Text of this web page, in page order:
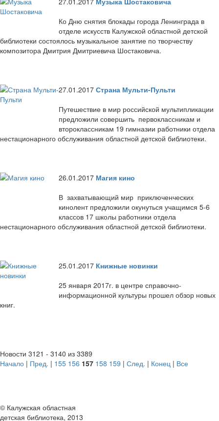
Ко Дню снятия блокады города Ленинграда в
отделе искусств Калужской областной детской
библиотеки состоялось музыкальное занятие по творчеству
композитора Дмитрия Дмитриевича Шостаковича.
27.01.2017 Страна Мульти-Пульти
Путешествие в мир российской мультипликации
предложили совершить первоклассникам и
второклассникам 19 гимназии работники отдела
нестационарного обслуживания областной детской библиотеки.
26.01.2017 Магия кино
В захватывающий мир приключенческих
кинолент предложили окунуться учащимся 5-6
классов 17 школы работники отдела
нестационарного обслуживания областной детской библиотеки.
25.01.2017 Книжные новинки
25 января 2017г. в центре справочно-
информационной культуры прошел обзор новых
книг.
Новости 3121 - 3140 из 3389
Начало | Пред. | 155 156 157 158 159 | След. | Конец | Все
© Калужская областная
детская библиотека, 2013